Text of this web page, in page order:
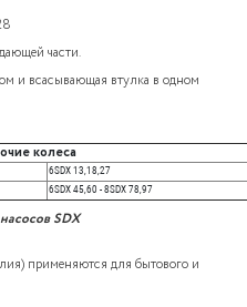
части.
и всасывающая втулка в одном
колеса
6SDX 13,18,27
6SDX 45,60 - 8SDX 78,97
SDX
применяются для бытового и